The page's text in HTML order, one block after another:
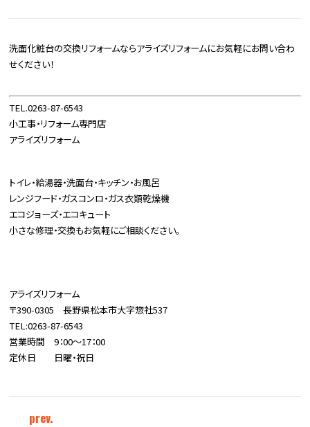
洗面化粧台の交換リフォームならアライズリフォームにお気軽にお問い合わ
せください！
TEL.0263-87-6543
小工事・リフォーム専門店
アライズリフォーム
トイレ・給湯器・洗面台・キッチン・お風呂
レンジフード・ガスコンロ・ガス衣類乾燥機
エコジョーズ・エコキュート
小さな修理・交換もお気軽にご相談ください。
アライズリフォーム
〒390-0305 長野県松本市大字惣社537
TEL:0263-87-6543
営業時間 9：00～17：00
定休日 日曜・祝日
prev.